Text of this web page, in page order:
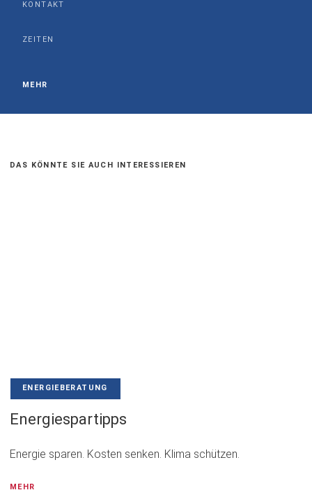
KONTAKT
ZEITEN
MEHR
DAS KÖNNTE SIE AUCH INTERESSIEREN
ENERGIEBERATUNG
Energiespartipps
Energie sparen. Kosten senken. Klima schützen.
MEHR